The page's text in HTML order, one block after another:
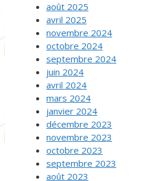
août 2025
avril 2025
novembre 2024
octobre 2024
septembre 2024
juin 2024
avril 2024
mars 2024
janvier 2024
décembre 2023
novembre 2023
octobre 2023
septembre 2023
août 2023